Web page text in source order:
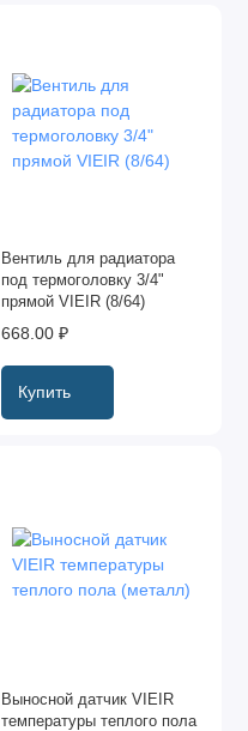
Вентиль для радиатора
под термоголовку 3/4"
прямой VIEIR (8/64)
668.00 ₽
Купить
Выносной датчик VIEIR
температуры теплого пола